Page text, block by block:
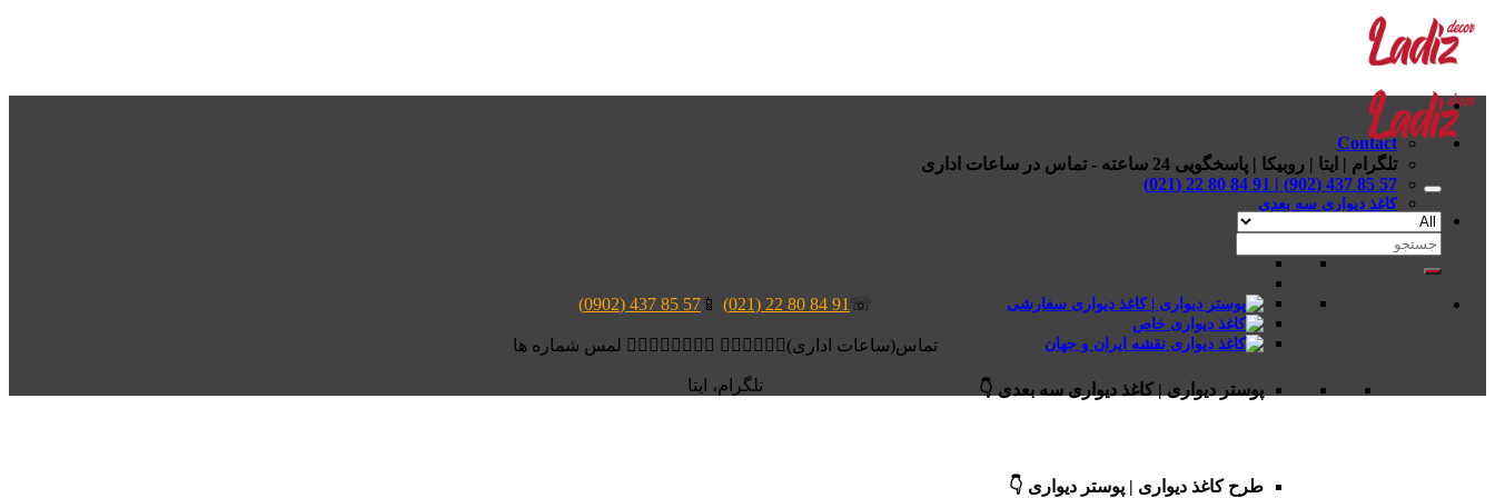
Skip
content
کاغذ دیواری سه بعدی
پوستر دیواری | کاغذ دیواری سه بعدی 👇
طرح کاغذ دیواری | پوستر دیواری 👇
Contact
تلگرام | ایتا | روبیکا | پاسخگویی 24 ساعته - تماس در ساعات اداری
57 85 437 (902) | 91 84 80 22 (021)
جستجو
برای:
☏
91 84 80 22 (021)
📱
57 85 437 (0902)
تماس(ساعات اداری)👆🏻👆🏻👆🏻 👆🏻👆🏻👆🏻👆🏻 لمس شماره ها
تلگرام، ایتا